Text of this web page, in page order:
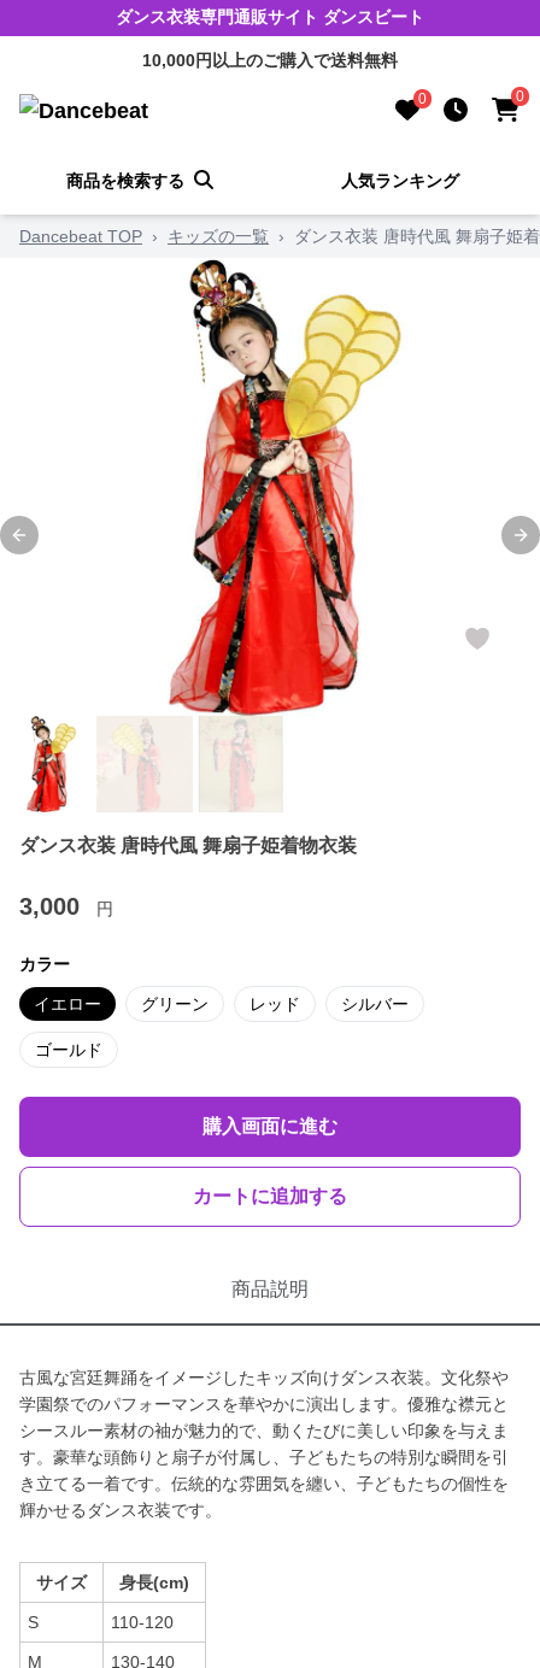
ダンス衣装専門通販サイト ダンスビート
10,000円以上のご購入で送料無料
0 0
商品を検索する 人気ランキング
Dancebeat TOP › キッズの一覧 › ダンス衣装 唐時代風 舞扇子姫
Previous slide
ダンス衣装 唐時代風 舞扇子姫着物衣装
3,000 円
カラー
イエロー グリーン レッド シルバー
ゴールド
購入画面に進む
カートに追加する
商品説明
古風な宮廷舞踊をイメージしたキッズ向けダンス衣装。文化祭や
学園祭でのパフォーマンスを華やかに演出します。優雅な襟元と
シースルー素材の袖が魅力的で、動くたびに美しい印象を与えま
す。豪華な頭飾りと扇子が付属し、子どもたちの特別な瞬間を引
き立てる一着です。伝統的な雰囲気を纏い、子どもたちの個性を
輝かせるダンス衣装です。
サイズ 身長(cm)
S 110-120
M 130-140